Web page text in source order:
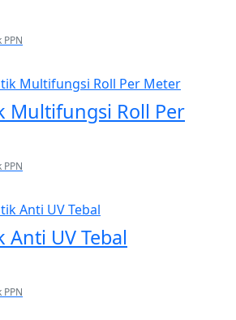
Multifungsi Roll Per
Anti UV Tebal